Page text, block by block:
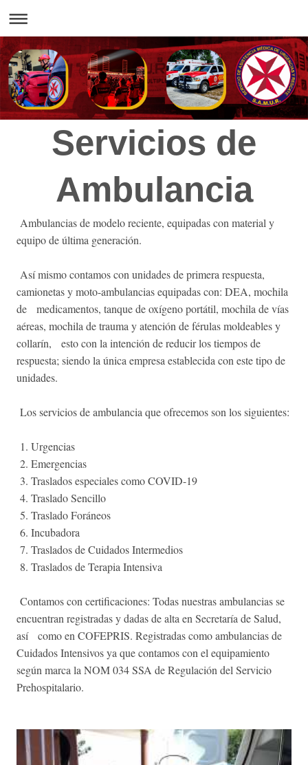
Servicios de
Ambulancia
Ambulancias de modelo reciente, equipadas con material y
equipo de última generación.
Así mismo contamos con unidades de primera respuesta,
camionetas y moto-ambulancias equipadas con: DEA, mochila
de medicamentos, tanque de oxígeno portátil, mochila de vías
aéreas, mochila de trauma y atención de férulas moldeables y
collarín, esto con la intención de reducir los tiempos de
respuesta; siendo la única empresa establecida con este tipo de
unidades.
Los servicios de ambulancia que ofrecemos son los siguientes:
1. Urgencias
2. Emergencias
3. Traslados especiales como COVID-19
4. Traslado Sencillo
5. Traslado Foráneos
6. Incubadora
7. Traslados de Cuidados Intermedios
8. Traslados de Terapia Intensiva
Contamos con certificaciones: Todas nuestras ambulancias se
encuentran registradas y dadas de alta en Secretaría de Salud,
así como en COFEPRIS. Registradas como ambulancias de
Cuidados Intensivos ya que contamos con el equipamiento
según marca la NOM 034 SSA de Regulación del Servicio
Prehospitalario.